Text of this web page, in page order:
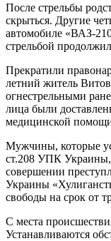
После стрельбы
скрыться. Другие
автомобиле «ВАЗ-
стрельбой
Прекратили
летний житель
огнестрельными
лица были
медицинской
Мужчины, которые
ст.208 УПК Украины,
совершении
Украины
свободы на срок от
С места
Устанавливаются